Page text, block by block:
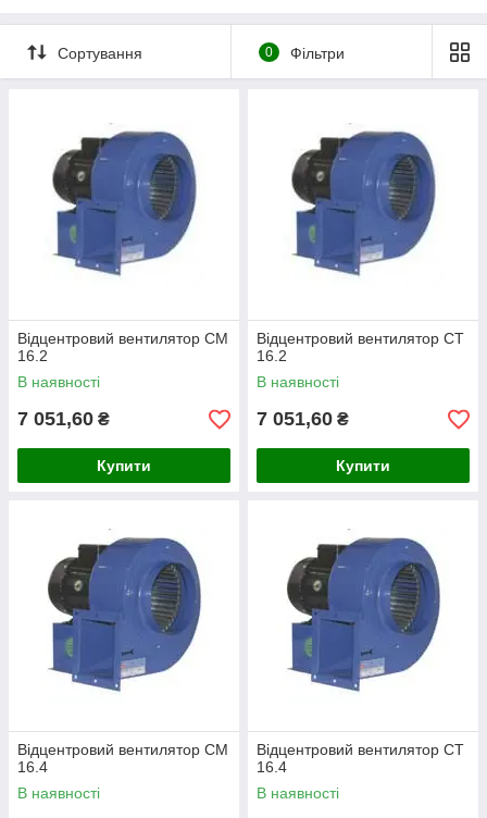
трифазні
Сортування 0 Фільтри
Відцентровий вентилятор СМ
16.2
В наявності
7 051,60 ₴
Купити
Відцентровий вентилятор СТ
16.2
В наявності
7 051,60 ₴
Купити
Відцентровий вентилятор СМ
16.4
В наявності
Відцентровий вентилятор CT
16.4
В наявності